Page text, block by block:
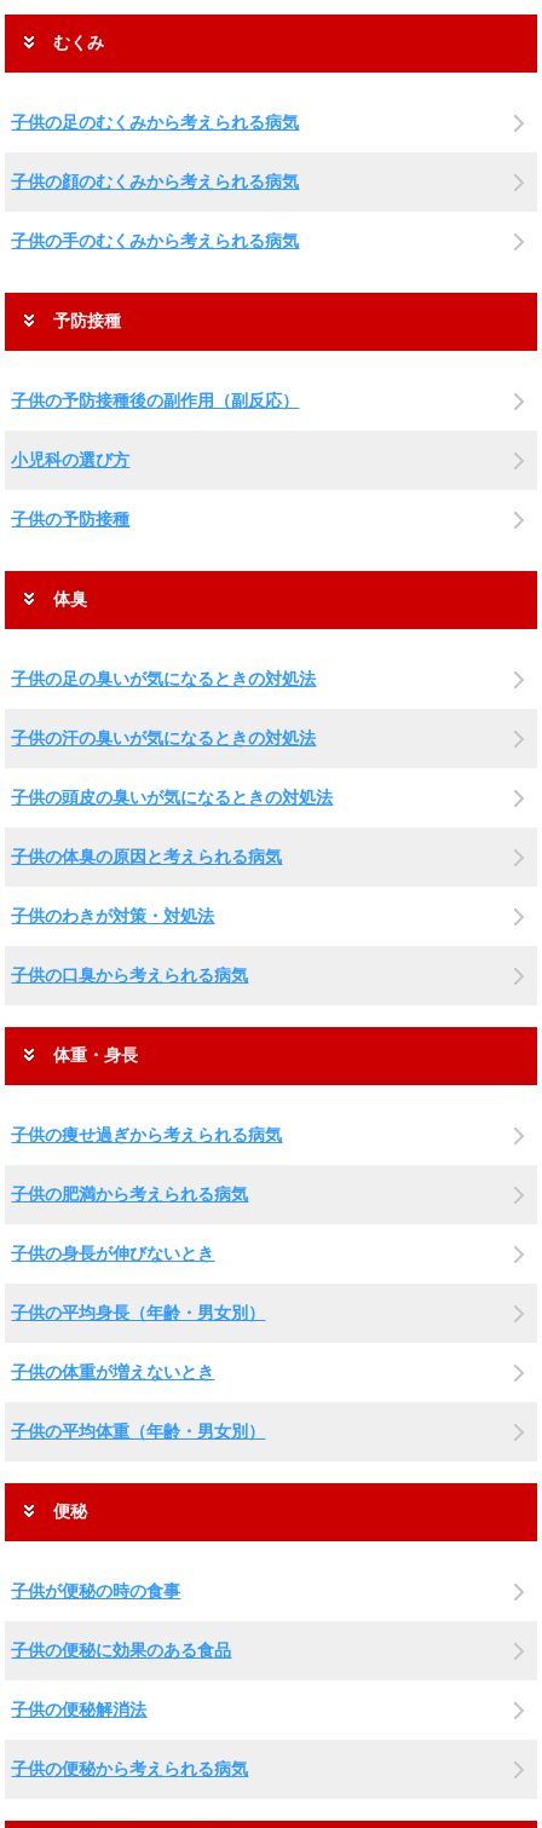
むくみ
子供の足のむくみから考えられる病気
子供の顔のむくみから考えられる病気
子供の手のむくみから考えられる病気
予防接種
子供の予防接種後の副作用（副反応）
小児科の選び方
子供の予防接種
体臭
子供の足の臭いが気になるときの対処法
子供の汗の臭いが気になるときの対処法
子供の頭皮の臭いが気になるときの対処法
子供の体臭の原因と考えられる病気
子供のわきが対策・対処法
子供の口臭から考えられる病気
体重・身長
子供の痩せ過ぎから考えられる病気
子供の肥満から考えられる病気
子供の身長が伸びないとき
子供の平均身長（年齢・男女別）
子供の体重が増えないとき
子供の平均体重（年齢・男女別）
便秘
子供が便秘の時の食事
子供の便秘に効果のある食品
子供の便秘解消法
子供の便秘から考えられる病気